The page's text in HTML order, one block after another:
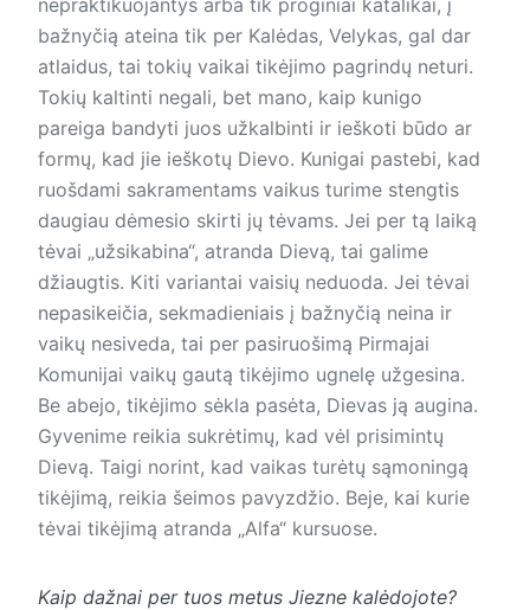
bažnyčią ateina tik per Kalėdas, Velykas, gal dar
atlaidus, tai tokių vaikai tikėjimo pagrindų neturi.
Tokių kaltinti negali, bet mano, kaip kunigo
pareiga bandyti juos užkalbinti ir ieškoti būdo ar
formų, kad jie ieškotų Dievo. Kunigai pastebi, kad
ruošdami sakramentams vaikus turime stengtis
daugiau dėmesio skirti jų tėvams. Jei per tą laiką
tėvai „užsikabina“, atranda Dievą, tai galime
džiaugtis. Kiti variantai vaisių neduoda. Jei tėvai
nepasikeičia, sekmadieniais į bažnyčią neina ir
vaikų nesiveda, tai per pasiruošimą Pirmajai
Komunijai vaikų gautą tikėjimo ugnelę užgesina.
Be abejo, tikėjimo sėkla pasėta, Dievas ją augina.
Gyvenime reikia sukrėtimų, kad vėl prisimintų
Dievą. Taigi norint, kad vaikas turėtų sąmoningą
tikėjimą, reikia šeimos pavyzdžio. Beje, kai kurie
tėvai tikėjimą atranda „Alfa“ kursuose.
Kaip dažnai per tuos metus Jiezne kalėdojote?